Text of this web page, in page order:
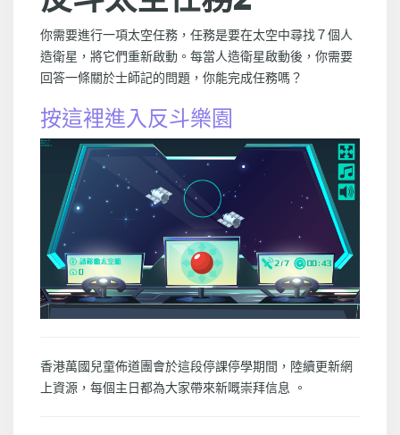
你需要進行一項太空任務，任務是要在太空中尋找７個人
造衛星，將它們重新啟動。每當人造衛星啟動後，你需要
回答一條關於士師記的問題，你能完成任務嗎？
按這裡進入反斗樂園
香港萬國兒童佈道團會於這段停課停學期間，陸續更新網
上資源，每個主日都為大家帶來新嘅崇拜信息 。